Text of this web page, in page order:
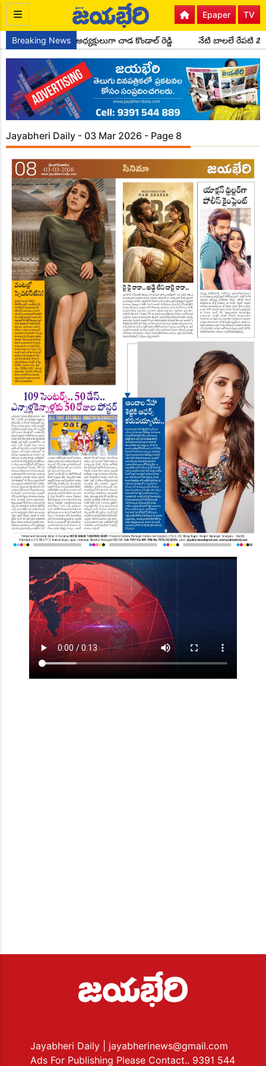
TV
Epaper
Breaking News
సైదాపూర్ మండల అధ్యక్షులుగా చాడ కొండాల్ రెడ్డి నేటి బాలలే రేపటి
Jayabheri Daily - 03 Mar 2026 - Page 8
Jayabheri Daily
| jayabherinews@gmail.com
Ads For Publishing Please Contact.. 9391 544